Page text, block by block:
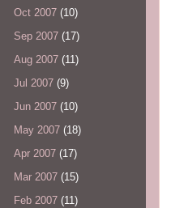
Oct 2007 (10)
Sep 2007 (17)
Aug 2007 (11)
Jul 2007 (9)
Jun 2007 (10)
May 2007 (18)
Apr 2007 (17)
Mar 2007 (15)
Feb 2007 (11)